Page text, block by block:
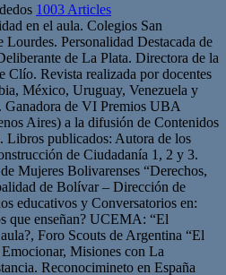
1003 Articles
en el aula. Colegios San
Lourdes. Personalidad Destacada de
de La Plata. Directora de la
Clío. Revista realizada por docentes
México, Uruguay, Venezuela y
Ganadora de VI Premios UBA
Aires) a la difusión de Contenidos
Libros publicados: Autora de los
de Ciudadanía 1, 2 y 3.
Mujeres Bolivarenses “Derechos,
de Bolívar – Dirección de
educativos y Conversatorios en:
que enseñan? UCEMA: “El
Foro Scouts de Argentina “El
Misiones con La
Reconocimineto en España